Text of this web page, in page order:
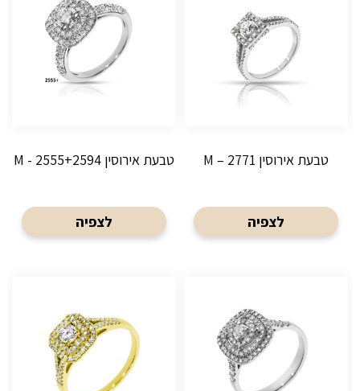
טבעת אירוסין M – 2771
לצפיה
טבעת אירוסין M - 2555+2594
לצפיה